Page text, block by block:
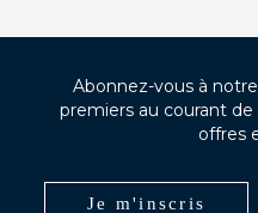
Abonnez-vous à
premiers au courant
offres
Je m'inscris